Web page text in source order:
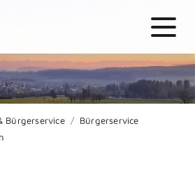
Bürgerservice
Bürgerservice